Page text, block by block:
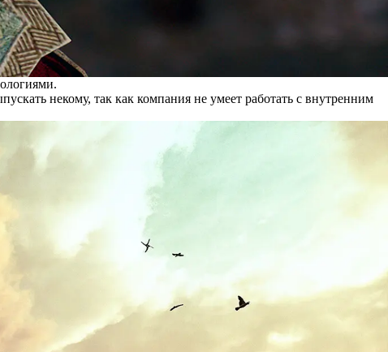
некому, так как компания не умеет работать с внутренним